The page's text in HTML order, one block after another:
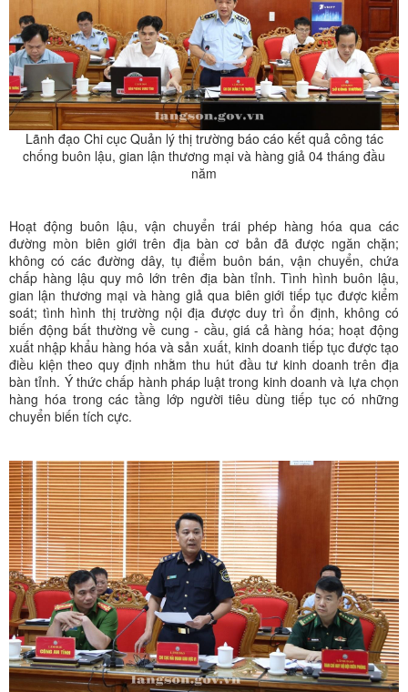
Lãnh đạo Chi cục Quản lý thị trường báo cáo kết quả công tác
chống buôn lậu, gian lận thương mại và hàng giả 04 tháng đầu
năm
Hoạt động buôn lậu, vận chuyển trái phép hàng hóa qua các
đường mòn biên giới trên địa bàn cơ bản đã được ngăn chặn;
không có các đường dây, tụ điểm buôn bán, vận chuyển, chứa
chấp hàng lậu quy mô lớn trên địa bàn tỉnh. Tình hình buôn lậu,
gian lận thương mại và hàng giả qua biên giới tiếp tục được kiểm
soát; tình hình thị trường nội địa được duy trì ổn định, không có
biến động bất thường về cung - cầu, giá cả hàng hóa; hoạt động
xuất nhập khẩu hàng hóa và sản xuất, kinh doanh tiếp tục được tạo
điều kiện theo quy định nhằm thu hút đầu tư kinh doanh trên địa
bàn tỉnh. Ý thức chấp hành pháp luật trong kinh doanh và lựa chọn
hàng hóa trong các tầng lớp người tiêu dùng tiếp tục có những
chuyển biến tích cực.